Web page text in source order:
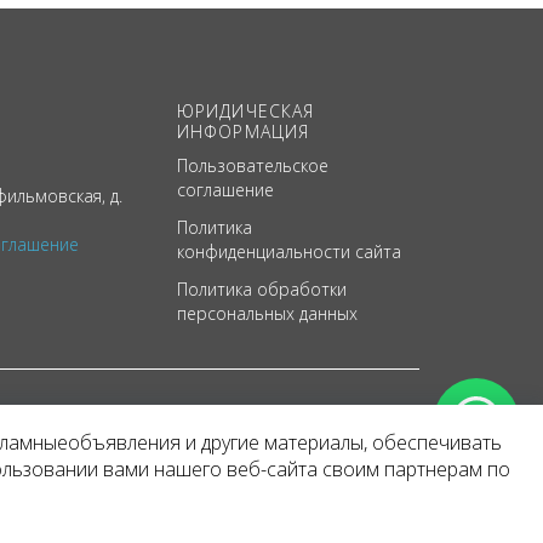
д.
ЮРИДИЧЕСКАЯ
ИНФОРМАЦИЯ
Пользовательское
соглашение
Политика
конфиденциальности сайта
Политика обработки
персональных данных
и другие материалы, обеспечивать
вами нашего веб-сайта своим партнерам по